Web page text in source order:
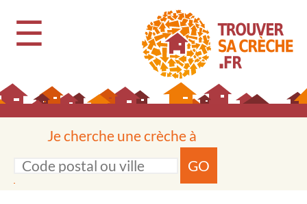
☰
Je cherche une crèche à
GO